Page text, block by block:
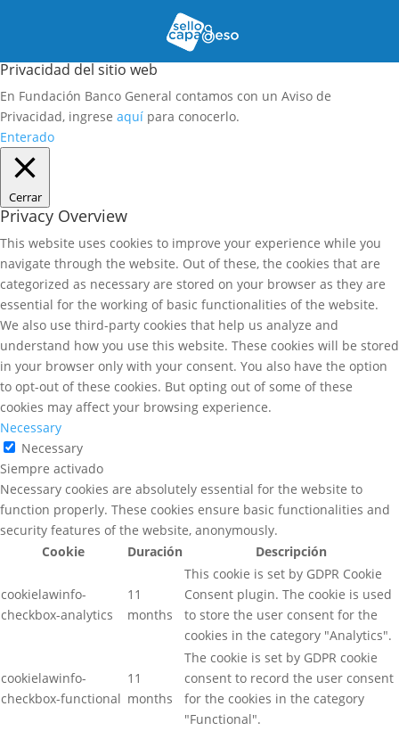
Privacidad del sitio web
En Fundación Banco General contamos con un Aviso de
Privacidad, ingrese aquí para conocerlo.
Enterado
Cerrar
Privacy Overview
This website uses cookies to improve your experience while you
navigate through the website. Out of these, the cookies that are
categorized as necessary are stored on your browser as they are
essential for the working of basic functionalities of the website.
We also use third-party cookies that help us analyze and
understand how you use this website. These cookies will be stored
in your browser only with your consent. You also have the option
to opt-out of these cookies. But opting out of some of these
cookies may affect your browsing experience.
Necessary
Necessary
Siempre activado
Necessary cookies are absolutely essential for the website to
function properly. These cookies ensure basic functionalities and
security features of the website, anonymously.
Cookie
Duración Descripción
cookielawinfo-
checkbox-analytics
11
months
This cookie is set by GDPR Cookie
Consent plugin. The cookie is used
to store the user consent for the
cookies in the category "Analytics".
cookielawinfo-
checkbox-functional
11
months
The cookie is set by GDPR cookie
consent to record the user consent
for the cookies in the category
"Functional".